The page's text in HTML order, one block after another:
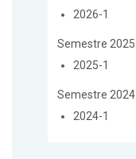
2026-1
Semestre 2025
2025-1
Semestre 2024
2024-1